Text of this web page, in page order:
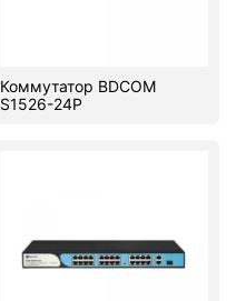
Коммутатор BDCOM
S1526-24P